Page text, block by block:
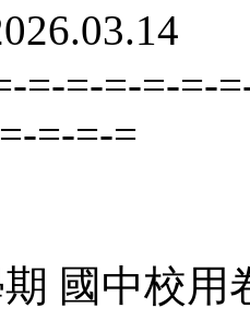
=-=-=-=-=-
=-=-=
國中校